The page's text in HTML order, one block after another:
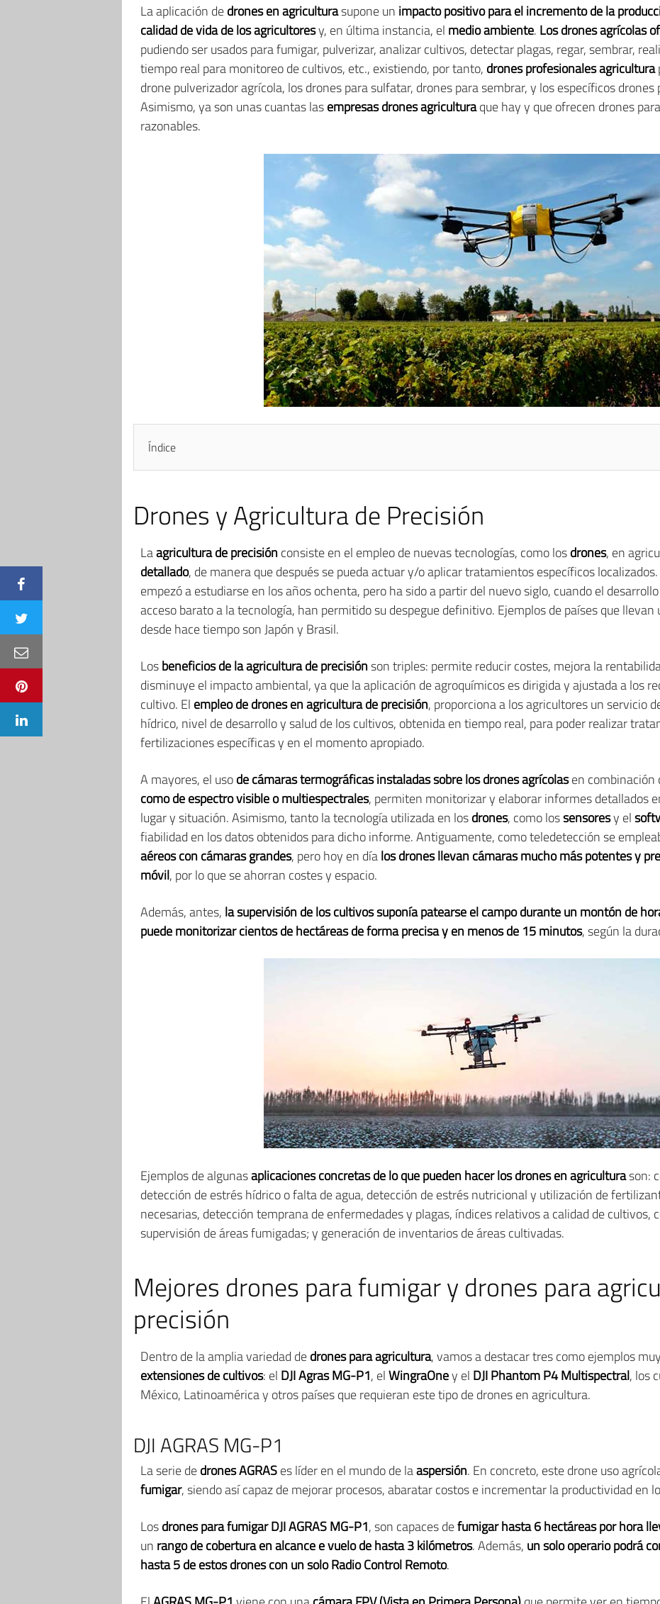
La aplicación dedrones en agriculturasupone un impacto positivo para el incremento de la
calidad de vida de los agricultoresy, en última instancia, el medio ambiente. Los drones agrícolas
pudiendo ser usados para fumigar, pulverizar, analizar cultivos, detectar plagas, regar, sembrar,
tiempo real para monitoreo de cultivos, etc., existiendo, por tanto, drones profesionales agricultura
drone pulverizador agrícola, los drones para sulfatar, drones para sembrar, y los específicos
Asimismo, ya son unas cuantas lasempresas drones agriculturaque hay y que ofrecen drones
razonables.
Índice
Drones y Agricultura de Precisión
Laagricultura de precisiónconsiste en el empleo de nuevas tecnologías, como losdrones, en
detallado, de manera que después se pueda actuar y/o aplicar tratamientos específicos
empezó a estudiarse en los años ochenta, pero ha sido a partir del nuevo siglo, cuando el
acceso barato a la tecnología, han permitido su despegue definitivo. Ejemplos de países que
desde hace tiempo son Japón y Brasil.
Losbeneficios de la agricultura de precisiónson triples: permite reducir costes, mejora la
disminuye el impacto ambiental, ya que la aplicación de agroquímicos es dirigida y ajustada a los
cultivo. El empleo de drones en agricultura de precisión, proporciona a los agricultores un servicio
hídrico, nivel de desarrollo y salud de los cultivos, obtenida en tiempo real, para poder realizar
fertilizaciones específicas y en el momento apropiado.
A mayores, el usode cámaras termográficas instaladas sobre los drones agrícolasen combinación
como de espectro visible o multiespectrales, permiten monitorizar y elaborar informes detallados
lugar y situación. Asimismo, tanto la tecnología utilizada en losdrones, como lossensoresy el
fiabilidad en los datos obtenidos para dicho informe. Antiguamente, como teledetección se
aéreos con cámaras grandes, pero hoy en díalos drones llevan cámaras mucho más potentes y
móvil, por lo que se ahorran costes y espacio.
Además, antes, la supervisión de los cultivos suponía patearse el campo durante un montón de
puede monitorizar cientos de hectáreas de forma precisa y en menos de 15 minutos, según la
Ejemplos de algunasaplicaciones concretas de lo que pueden hacer los drones en agriculturason:
detección de estrés hídrico o falta de agua, detección de estrés nutricional y utilización de
necesarias, detección temprana de enfermedades y plagas, índices relativos a calidad de cultivos,
supervisión de áreas fumigadas; y generación de inventarios de áreas cultivadas.
Mejores drones para fumigar y drones para
precisión
Dentro de la amplia variedad dedrones para agricultura, vamos a destacar tres como ejemplos
extensiones de cultivos: el DJI Agras MG-P1, elWingraOney el DJI Phantom P4 Multispectral, los
México, Latinoamérica y otros países que requieran este tipo de drones en agricultura.
DJI AGRAS MG-P1
La serie dedrones AGRASes líder en el mundo de laaspersión. En concreto, este drone uso
fumigar, siendo así capaz de mejorar procesos, abaratar costos e incrementar la productividad en
Losdrones para fumigar DJI AGRAS MG-P1, son capaces defumigar hasta 6 hectáreas por hora
un rango de cobertura en alcance e vuelo de hasta 3 kilómetros. Además, un solo operario podrá
hasta 5 de estos drones con un solo Radio Control Remoto.